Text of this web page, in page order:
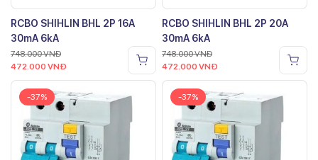
RCBO SHIHLIN BHL 2P 16A
30mA 6kA
748.000VNĐ
472.000 VNĐ
RCBO SHIHLIN BHL 2P 20A
30mA 6kA
748.000VNĐ
472.000 VNĐ
-37% -37%